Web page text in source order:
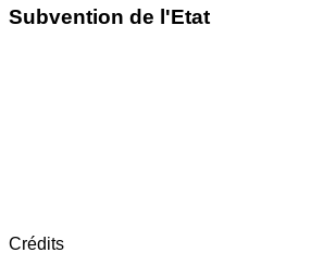
Subvention de l'Etat
Crédits